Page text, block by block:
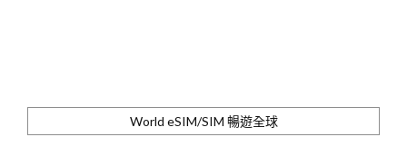
World eSIM/SIM 暢遊全球